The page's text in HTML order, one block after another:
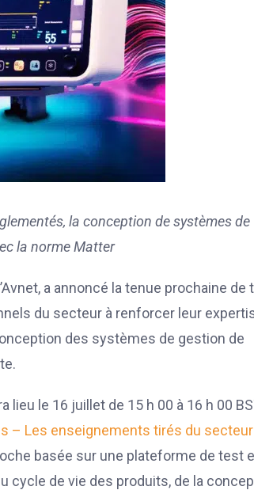
la conception de systèmes de
la norme Matter
a annoncé la tenue prochaine de
du secteur à renforcer leur
des systèmes de gestion de
lieu le 16 juillet de 15 h 00 à 16 h 00
– Les enseignements tirés du
basée sur une plateforme de test
cycle de vie des produits, de la